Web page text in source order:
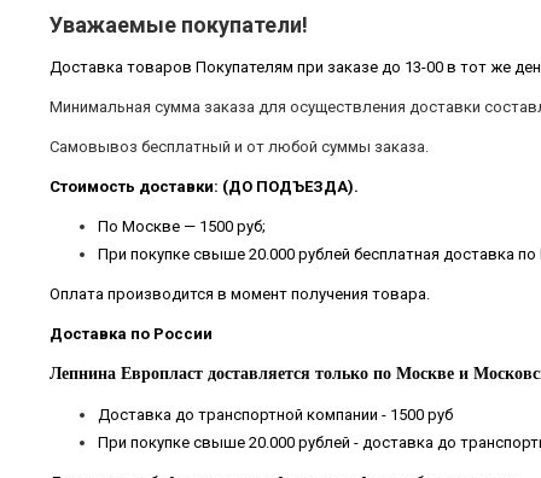
Уважаемые покупатели!
Доставка товаров Покупателям при заказе до 13-00 в тот же
Минимальная сумма заказа для осуществления доставки
Самовывоз бесплатный и от любой суммы заказа.
Стоимость доставки: (ДО ПОДЪЕЗДА).
По Москве — 1500 руб;
При покупке свыше 20.000 рублей бесплатная доставка
Оплата производится в момент получения товара.
Доставка по России
Лепнина Европласт доставляется только по Москве и
Доставка до транспортной компании - 1500 руб
При покупке свыше 20.000 рублей - доставка до